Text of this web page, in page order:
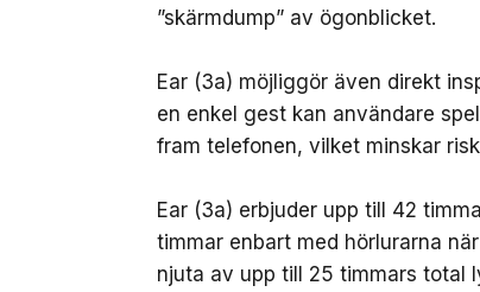
”skärmdump” av ögonblicket.
Ear (3a) möjliggör även direkt
en enkel gest kan användare
fram telefonen, vilket minskar
Ear (3a) erbjuder upp till 42
timmar enbart med hörlurarna
njuta av upp till 25 timmars total